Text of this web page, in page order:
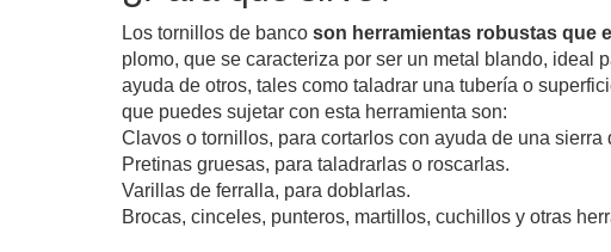
Los tornillos de banco son herramientas robustas que
plomo, que se caracteriza por ser un metal blando, ideal
ayuda de otros, tales como taladrar una tubería o
que puedes sujetar con esta herramienta son:
Clavos o tornillos, para cortarlos con ayuda de una sierra
Pretinas gruesas, para taladrarlas o roscarlas.
Varillas de ferralla, para doblarlas.
Brocas, cinceles, punteros, martillos, cuchillos y otras